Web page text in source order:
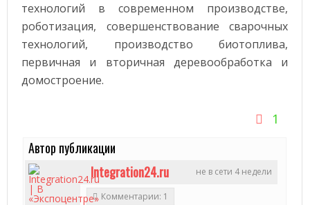
технологий в современном производстве,
роботизация, совершенствование сварочных
технологий, производство биотоплива,
первичная и вторичная деревообработка и
домостроение.
1
Автор публикации
не в сети 4 недели
Integration24.ru
Комментарии: 1